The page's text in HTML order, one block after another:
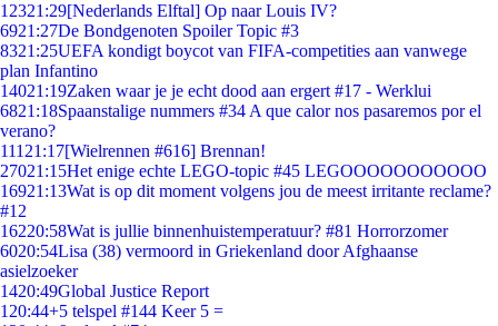
12321:29[Nederlands Elftal] Op naar Louis IV?
6921:27De Bondgenoten Spoiler Topic #3
8321:25UEFA kondigt boycot van FIFA-competities aan vanwege
plan Infantino
14021:19Zaken waar je je echt dood aan ergert #17 - Werklui
6821:18Spaanstalige nummers #34 A que calor nos pasaremos por el
verano?
111 21:17[Wielrennen #616] Brennan!
27021:15Het enige echte LEGO-topic #45 LEGOOOOOOOOOOO
16921:13Wat is op dit moment volgens jou de meest irritante reclame?
#12
16220:58Wat is jullie binnenhuistemperatuur? #81 Horrorzomer
6020:54Lisa (38) vermoord in Griekenland door Afghaanse
asielzoeker
1420:49Global Justice Report
1 20:44+5 telspel #144 Keer 5 =